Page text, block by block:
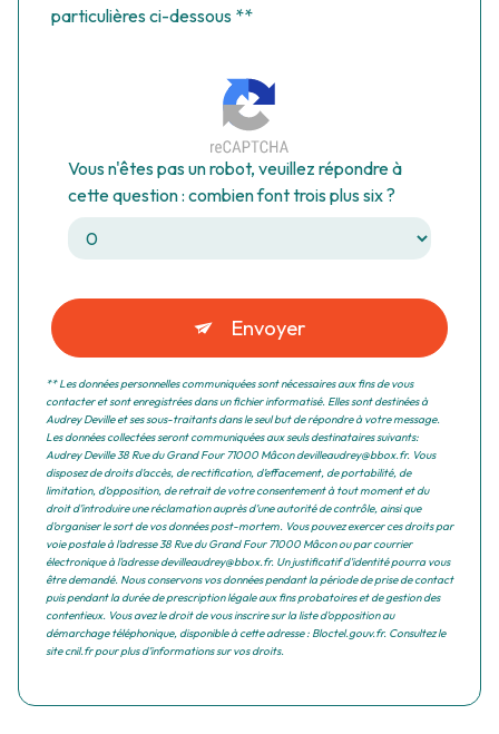
particulières ci-dessous **
Vous n'êtes pas un robot, veuillez répondre à
cette question : combien font trois plus six ?
Envoyer
** Les données personnelles communiquées sont nécessaires aux fins de vous
contacter et sont enregistrées dans un fichier informatisé. Elles sont destinées à
Audrey Deville et ses sous-traitants dans le seul but de répondre à votre message.
Les données collectées seront communiquées aux seuls destinataires suivants:
Audrey Deville 38 Rue du Grand Four 71000 Mâcon devilleaudrey@bbox.fr. Vous
disposez de droits d’accès, de rectification, d’effacement, de portabilité, de
limitation, d’opposition, de retrait de votre consentement à tout moment et du
droit d’introduire une réclamation auprès d’une autorité de contrôle, ainsi que
d’organiser le sort de vos données post-mortem. Vous pouvez exercer ces droits par
voie postale à l'adresse 38 Rue du Grand Four 71000 Mâcon ou par courrier
électronique à l'adresse devilleaudrey@bbox.fr. Un justificatif d'identité pourra vous
être demandé. Nous conservons vos données pendant la période de prise de contact
puis pendant la durée de prescription légale aux fins probatoires et de gestion des
contentieux. Vous avez le droit de vous inscrire sur la liste d'opposition au
démarchage téléphonique, disponible à cette adresse : Bloctel.gouv.fr. Consultez le
site cnil.fr pour plus d’informations sur vos droits.